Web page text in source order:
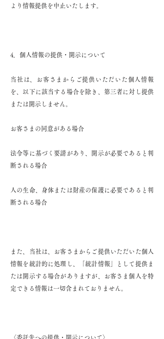
より情報提供を中止いたします。
4．個人情報の提供・開示について
当社は、お客さまからご提供いただいた個人情報
を、以下に該当する場合を除き、第三者に対し提供
または開示しません。
お客さまの同意がある場合
法令等に基づく要請があり、開示が必要であると判
断される場合
人の生命、身体または財産の保護に必要であると判
断される場合
また、当社は、お客さまからご提供いただいた個人
情報を統計的に処理し、「統計情報」として提供ま
たは開示する場合がありますが、お客さま個人を特
定できる情報は一切含まれておりません。
〈委託先への提供・開示について〉